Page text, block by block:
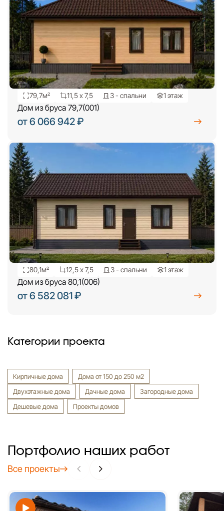
79,7м² 11,5 х 7,5 3 - спальни 1 этаж
Дом из бруса 79,7(001)
от 6 066 942 ₽
80,1м² 12,5 х 7,5 3 - спальни 1 этаж
Дом из бруса 80,1(006)
от 6 582 081 ₽
Категории проекта
Кирпичные дома
Дома от 150 до 250 м2
Двухэтажные дома
Дачные дома
Загородные дома
Дешевые дома
Проекты домов
Портфолио наших работ
Все проекты